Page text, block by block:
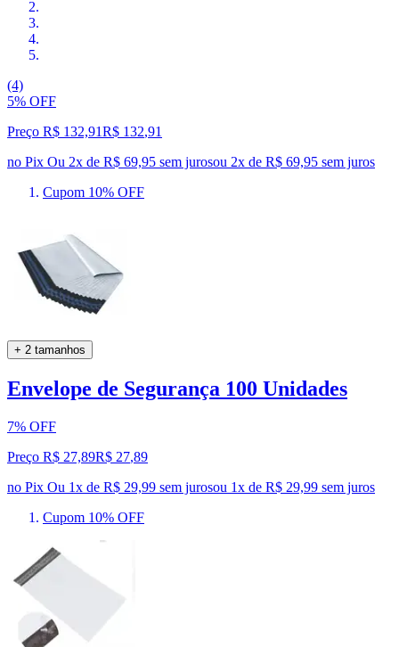
(4)
5% OFF
Preço R$ 132,91R$ 132,91
no Pix Ou 2x de R$ 69,95 sem jurosou 2x de R$ 69,95 sem juros
Cupom 10% OFF
+ 2 tamanhos
Envelope de Segurança 100 Unidades
7% OFF
Preço R$ 27,89R$ 27,89
no Pix Ou 1x de R$ 29,99 sem jurosou 1x de R$ 29,99 sem juros
Cupom 10% OFF